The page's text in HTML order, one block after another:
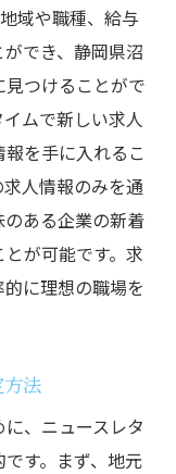
域や職種、給与
でき、静岡県沼
つけることがで
ムで新しい求人
を手に入れるこ
人情報のみを通
ある企業の新着
が可能です。求
に理想の職場を
法
、ニュースレタ
す。まず、地元